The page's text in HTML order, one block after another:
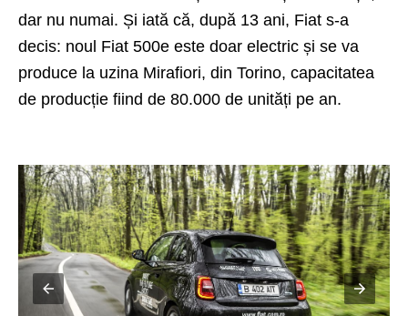
dar nu numai. Și iată că, după 13 ani, Fiat s-a
decis: noul Fiat 500e este doar electric și se va
produce la uzina Mirafiori, din Torino, capacitatea
de producție fiind de 80.000 de unități pe an.